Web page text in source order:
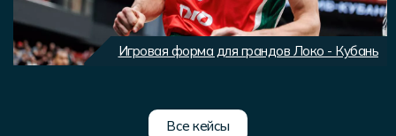
Игровая форма для грандов Локо - Кубань
Все кейсы